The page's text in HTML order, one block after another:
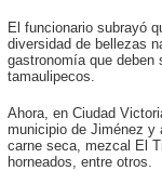
El funcionario subrayó
diversidad de bellezas
gastronomía que deben
tamaulipecos.
Ahora, en Ciudad
municipio de Jiménez y
carne seca, mezcal El
horneados, entre otros.